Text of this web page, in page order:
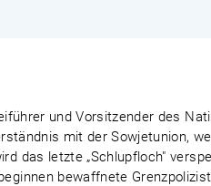
und Vorsitzender des
mit der Sowjetunion,
das letzte „Schlupfloch"
bewaffnete